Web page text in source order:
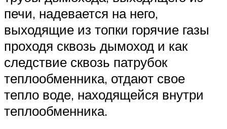
печи, надевается на него,
выходящие из топки горячие газы
проходя сквозь дымоход и как
следствие сквозь патрубок
теплообменника, отдают свое
тепло воде, находящейся внутри
теплообменника.